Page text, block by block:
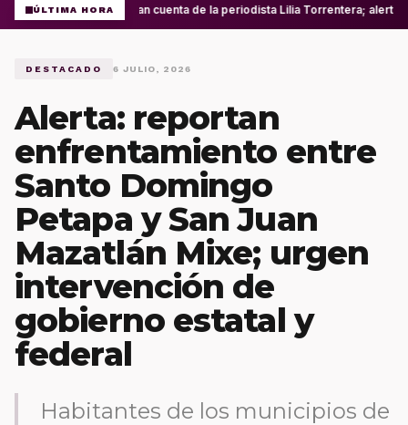
ÚLTIMA HORARoban cuenta de la periodista Lilia Torrentera; alerta
DESTACADO 6 JULIO, 2026
Alerta: reportan
enfrentamiento entre
Santo Domingo
Petapa y San Juan
Mazatlán Mixe; urgen
intervención de
gobierno estatal y
federal
Habitantes de los municipios de